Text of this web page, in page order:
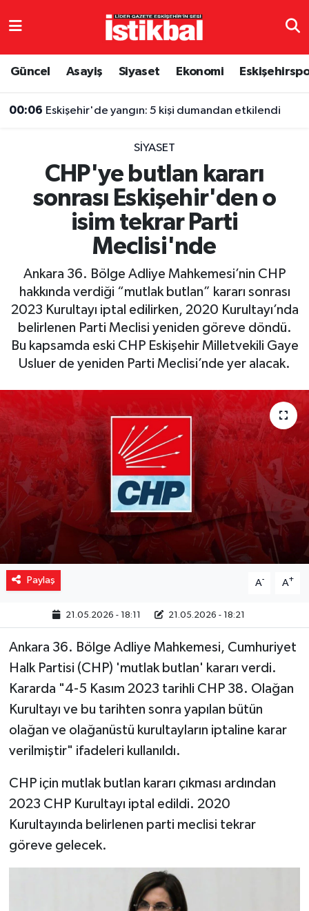
Güncel Asayiş Siyaset Ekonomi
00:06 Eskişehir'de yangın: 5 kişi dumandan etkilendi
SIYASET
CHP'ye butlan kararı
sonrası Eskişehir'den o
isim tekrar Parti
Meclisi'nde
Ankara 36. Bölge Adliye Mahkemesi’nin CHP
hakkında verdiği “mutlak butlan” kararı sonrası
2023 Kurultayı iptal edilirken, 2020 Kurultayı’nda
belirlenen Parti Meclisi yeniden göreve döndü.
Bu kapsamda eski CHP Eskişehir Milletvekili Gaye
Usluer de yeniden Parti Meclisi’nde yer alacak.
Paylaş A- A+
21.05.2026 - 18:11 21.05.2026 - 18:21
Ankara 36. Bölge Adliye Mahkemesi, Cumhuriyet
Halk Partisi (CHP) 'mutlak butlan' kararı verdi.
Kararda "4-5 Kasım 2023 tarihli CHP 38. Olağan
Kurultayı ve bu tarihten sonra yapılan bütün
olağan ve olağanüstü kurultayların iptaline karar
verilmiştir" ifadeleri kullanıldı.
CHP için mutlak butlan kararı çıkması ardından
2023 CHP Kurultayı iptal edildi. 2020
Kurultayında belirlenen parti meclisi tekrar
göreve gelecek.
Eskişehirspor
Spor
Eğitim
Sağlık
Yaşam
Resmi ilanlar
Eskişehir Nöbetçi Eczaneler
TFF 3.Lig 4.Grup Puan Durumu ve Fikstür
Tüm Manşetler
Haber Arşivi